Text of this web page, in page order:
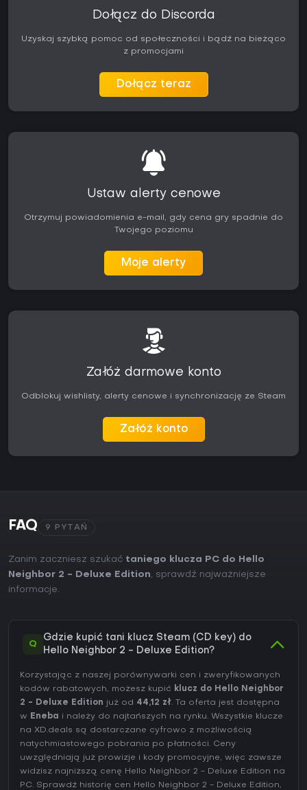
i zagadkach środowiskowych. Gracze oczekujący
uznać zakres za ograniczony, natomiast miłośnicy klimatów
śledczych często chwalą mechaniki i atmosferę.
Dołącz do Discorda
Uzyskaj szybką pomoc od społeczności i bądź na bieżąco
z promocjami
Dołącz teraz
Ustaw alerty cenowe
Otrzymuj powiadomienia e-mail, gdy cena gry spadnie do
Twojego poziomu
Moje alerty
Załóż darmowe konto
Odblokuj wishlisty, alerty cenowe i synchronizację ze Steam
Załóż konto
FAQ 9 PYTAŃ
Zanim zaczniesz szukać taniego klucza PC do Hello
Neighbor 2 - Deluxe Edition, sprawdź najważniejsze
informacje.
Q
Gdzie kupić tani klucz Steam (CD key) do
Hello Neighbor 2 - Deluxe Edition?
Korzystając z naszej porównywarki cen i zweryfikowanych
kodów rabatowych, możesz kupić klucz do Hello Neighbor
2 - Deluxe Edition już od 44,12 zł. Ta oferta jest dostępna
w Eneba i należy do najtańszych na rynku. Wszystkie klucze
na XD.deals są dostarczane cyfrowo z możliwością
natychmiastowego pobrania po płatności. Ceny
uwzględniają już prowizje i kody promocyjne, więc zawsze
widzisz najniższą cenę Hello Neighbor 2 - Deluxe Edition na
PC. Sprawdź historię cen Hello Neighbor 2 - Deluxe Edition,